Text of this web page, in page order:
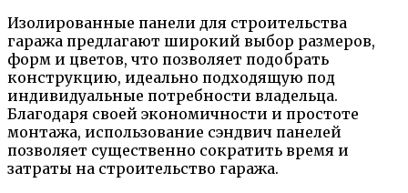
Изолированные панели для строительства
гаража предлагают широкий выбор размеров,
форм и цветов, что позволяет подобрать
конструкцию, идеально подходящую под
индивидуальные потребности владельца.
Благодаря своей экономичности и простоте
монтажа, использование сэндвич панелей
позволяет существенно сократить время и
затраты на строительство гаража.